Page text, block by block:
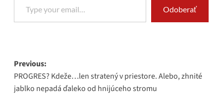
Odoberať
Post
navigation
Previous:
PROGRES? Kdeže…len stratený v priestore. Alebo, zhnité
jablko nepadá ďaleko od hnijúceho stromu